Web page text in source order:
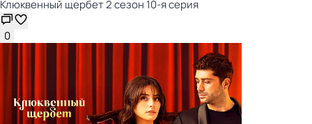
Клюквенный щербет 2 сезон 10-я серия
0